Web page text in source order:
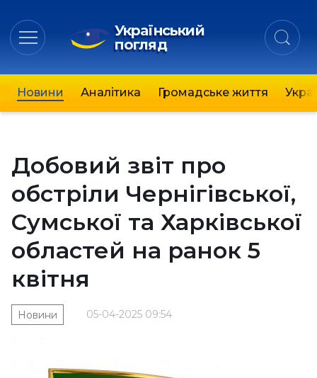
Український
погляд
Новини Аналітика Громадське життя
Добовий звіт про
обстріли Чернігівської,
Сумської та Харківської
областей на ранок 5
квітня
05-04-2025 09:54
Новини